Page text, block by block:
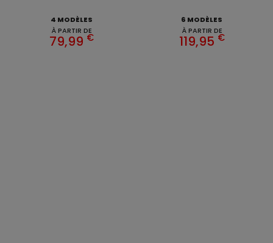
4 MODÈLES
À PARTIR DE
79,99 €
6 MODÈLES
À PARTIR DE
119,95 €